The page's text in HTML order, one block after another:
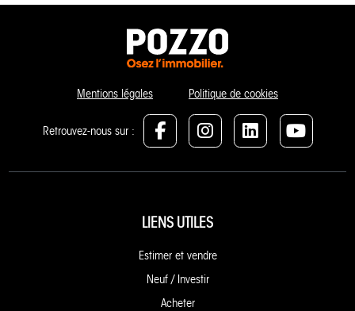
Mentions légales Politique de cookies
Retrouvez-nous sur :
LIENS UTILES
Estimer et vendre
Neuf / Investir
Acheter